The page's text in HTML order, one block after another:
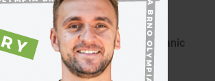
Z šedých krabic umělecká díla.
Výtvarníci proměnili deset trafostanic
ve Vinohradech